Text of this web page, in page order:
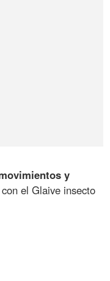
y
el Glaive insecto